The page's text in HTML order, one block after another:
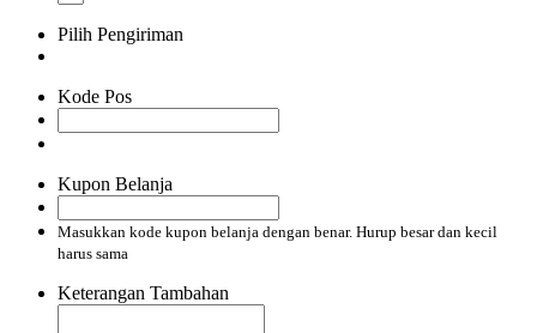
Pilih Pengiriman
Kode Pos
Kupon Belanja
Masukkan kode kupon belanja dengan benar. Hurup besar dan kecil
harus sama
Keterangan Tambahan